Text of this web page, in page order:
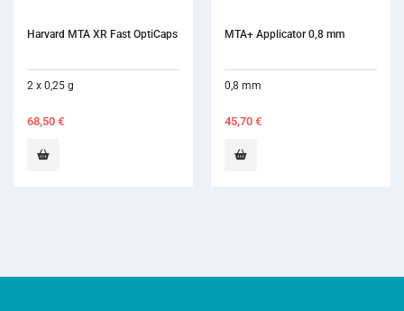
MTA+ Applicator 0,8 mm
0,8 mm
45,70 €